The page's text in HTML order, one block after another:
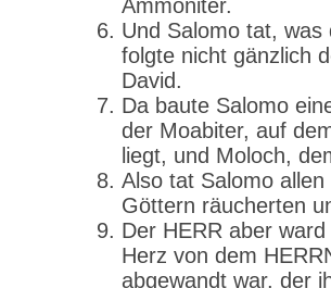
Ammoniter.
Und Salomo tat, was
folgte nicht gänzlich
David.
Da baute Salomo
der Moabiter, auf
liegt, und Moloch,
Also tat Salomo
Göttern räucherten
Der HERR aber
Herz von dem
abgewandt war, der